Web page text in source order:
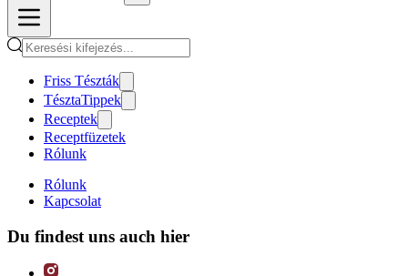
Friss Tészták
TésztaTippek
Receptek
Receptfüzetek
Rólunk
Rólunk
Kapcsolat
Du findest uns auch hier